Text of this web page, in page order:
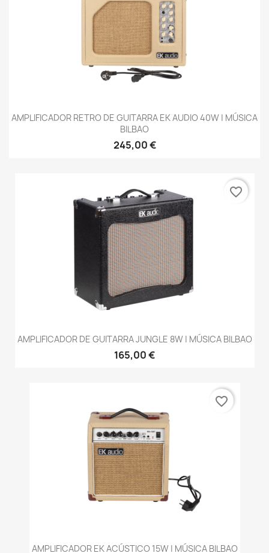
AMPLIFICADOR RETRO DE GUITARRA EK AUDIO 40W | MÚSICA
BILBAO
245,00 €
AMPLIFICADOR DE GUITARRA JUNGLE 8W | MÚSICA BILBAO
165,00 €
favorite_border
AMPLIFICADOR EK ACÚSTICO 15W | MÚSICA BILBAO
favorite_border